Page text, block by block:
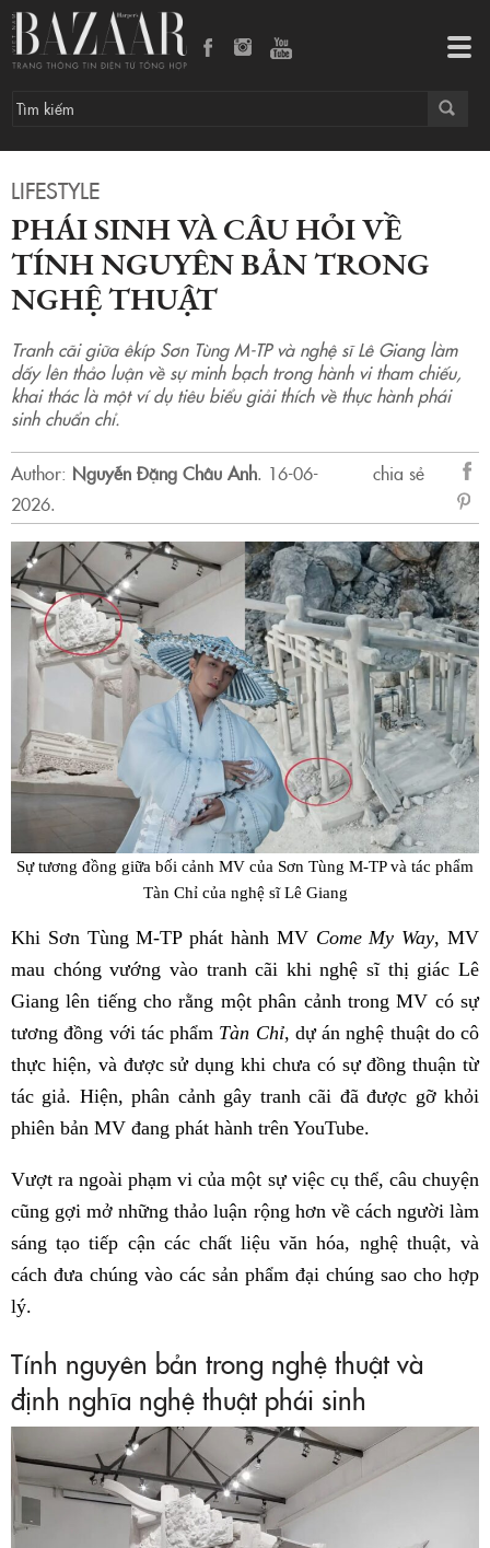
LIFESTYLE
PHÁI SINH VÀ CÂU HỎI VỀ
TÍNH NGUYÊN BẢN TRONG
NGHỆ THUẬT
Tranh cãi giữa êkíp Sơn Tùng M-TP và nghệ sĩ Lê Giang làm
dấy lên thảo luận về sự minh bạch trong hành vi tham chiếu,
khai thác là một ví dụ tiêu biểu giải thích về thực hành phái
sinh chuẩn chỉ.
Author: Nguyễn Đặng Châu Anh. 16-06-
2026.
chia sẻ
sẻ
Sự tương đồng giữa bối cảnh MV của Sơn Tùng M-TP và tác phẩm
Tàn Chỉ của nghệ sĩ Lê Giang
Khi Sơn Tùng M-TP phát hành MV Come My Way, MV
mau chóng vướng vào tranh cãi khi nghệ sĩ thị giác Lê
Giang lên tiếng cho rằng một phân cảnh trong MV có sự
tương đồng với tác phẩm Tàn Chỉ, dự án nghệ thuật do cô
thực hiện, và được sử dụng khi chưa có sự đồng thuận từ
tác giả. Hiện, phân cảnh gây tranh cãi đã được gỡ khỏi
phiên bản MV đang phát hành trên YouTube.
Vượt ra ngoài phạm vi của một sự việc cụ thể, câu chuyện
cũng gợi mở những thảo luận rộng hơn về cách người làm
sáng tạo tiếp cận các chất liệu văn hóa, nghệ thuật, và
cách đưa chúng vào các sản phẩm đại chúng sao cho hợp
lý.
Tính nguyên bản trong nghệ thuật và
định nghĩa nghệ thuật phái sinh